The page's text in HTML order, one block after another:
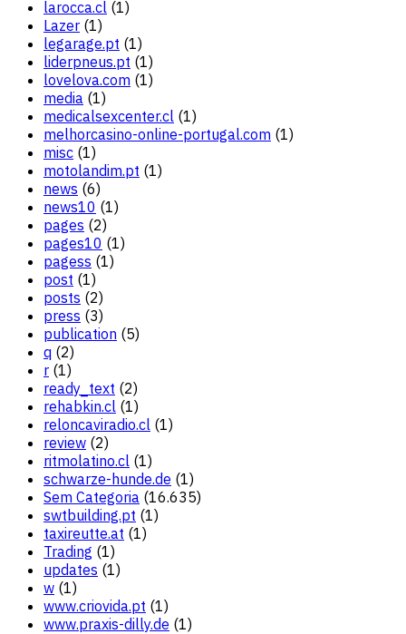
larocca.cl (1)
Lazer (1)
legarage.pt (1)
liderpneus.pt (1)
lovelova.com (1)
media (1)
medicalsexcenter.cl (1)
melhorcasino-online-portugal.com (1)
misc (1)
motolandim.pt (1)
news (6)
news10 (1)
pages (2)
pages10 (1)
pagess (1)
post (1)
posts (2)
press (3)
publication (5)
q (2)
r (1)
ready_text (2)
rehabkin.cl (1)
reloncaviradio.cl (1)
review (2)
ritmolatino.cl (1)
schwarze-hunde.de (1)
Sem Categoria (16.635)
swtbuilding.pt (1)
taxireutte.at (1)
Trading (1)
updates (1)
w (1)
www.criovida.pt (1)
www.praxis-dilly.de (1)